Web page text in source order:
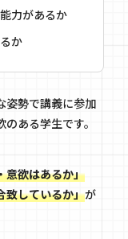
力があるか
か
姿勢で講義に参加
ある学生です。
意欲はあるか」
致しているか」が